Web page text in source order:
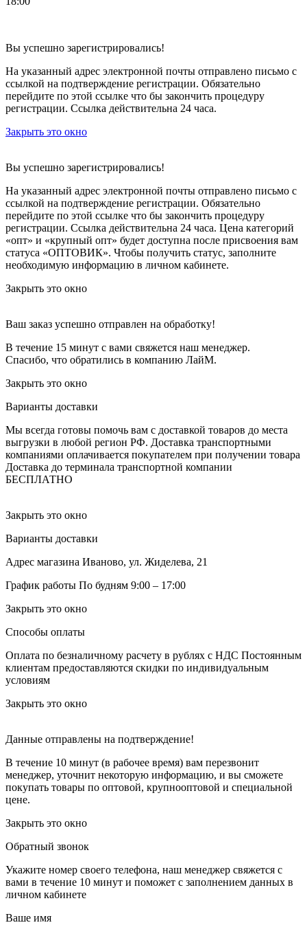
Вы успешно зарегистрировались!
На указанный адрес электронной почты отправлено письмо с
ссылкой на подтверждение регистрации. Обязательно
перейдите по этой ссылке что бы закончить процедуру
регистрации. Ссылка действительна 24 часа.
Закрыть это окно
Вы успешно зарегистрировались!
На указанный адрес электронной почты отправлено письмо с
ссылкой на подтверждение регистрации. Обязательно
перейдите по этой ссылке что бы закончить процедуру
регистрации. Ссылка действительна 24 часа. Цена категорий
«опт» и «крупный опт» будет доступна после присвоения вам
статуса «ОПТОВИК». Чтобы получить статус, заполните
необходимую информацию в личном кабинете.
Закрыть это окно
Ваш заказ успешно отправлен на обработку!
В течение 15 минут с вами свяжется наш менеджер.
Спасибо, что обратились в компанию ЛайМ.
Закрыть это окно
Варианты доставки
Мы всегда готовы помочь вам с доставкой товаров до места
выгрузки в любой регион РФ. Доставка транспортными
компаниями оплачивается покупателем при получении товара
Доставка до терминала транспортной компании
БЕСПЛАТНО
Закрыть это окно
Варианты доставки
Адрес магазина Иваново, ул. Жиделева, 21
График работы По будням 9:00 – 17:00
Закрыть это окно
Способы оплаты
Оплата по безналичному расчету в рублях с НДС Постоянным
клиентам предоставляются скидки по индивидуальным
условиям
Закрыть это окно
Данные отправлены на подтверждение!
В течение 10 минут (в рабочее время) вам перезвонит
менеджер, уточнит некоторую информацию, и вы сможете
покупать товары по оптовой, крупнооптовой и специальной
цене.
Закрыть это окно
Обратный звонок
Укажите номер своего телефона, наш менеджер свяжется с
вами в течение 10 минут и поможет с заполнением данных в
личном кабинете
Ваше имя